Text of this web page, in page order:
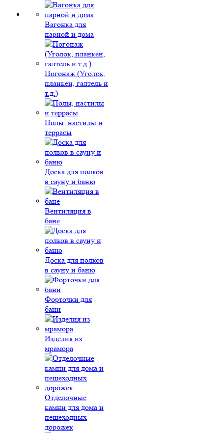
Вагонка для
парной и дома
Погонаж (Уголок,
планкен, галтель и
т.д.)
Полы, настилы и
террасы
Доска для полков
в сауну и баню
Вентиляция в
бане
Доска для полков
в сауну и баню
Форточки для
бани
Изделия из
мрамора
Отделочные
камни для дома и
пешеходных
дорожек